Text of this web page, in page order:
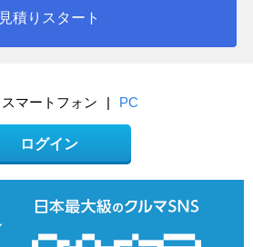
見積りスタート
スマートフォン | PC
ログイン